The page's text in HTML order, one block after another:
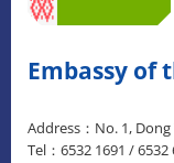
Embassy of
Address：No. 1, Dong
Tel：6532 1691 /